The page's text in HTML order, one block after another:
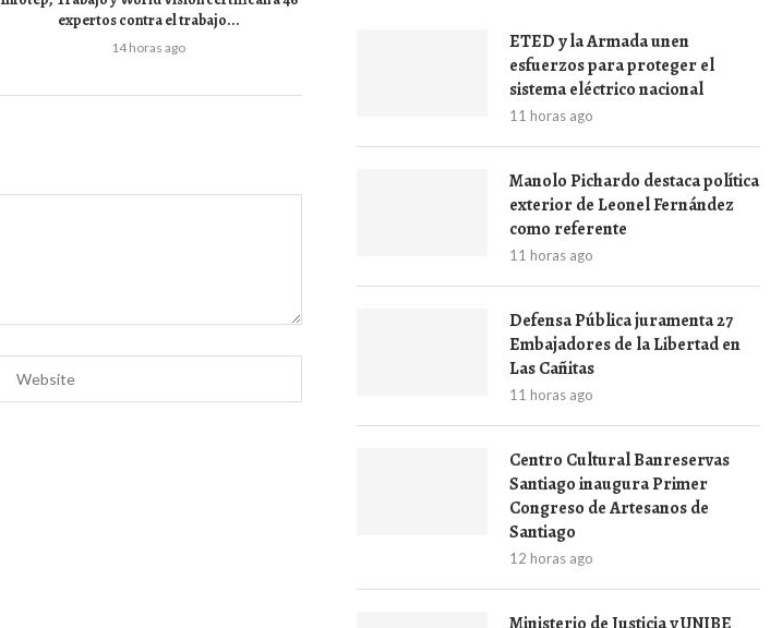
expertos contra el trabajo...
14 horas ago
ETED y la Armada unen
esfuerzos para proteger el
sistema eléctrico nacional
11 horas ago
Manolo Pichardo destaca política
exterior de Leonel Fernández
como referente
11 horas ago
Defensa Pública juramenta 27
Embajadores de la Libertad en
Las Cañitas
11 horas ago
Centro Cultural Banreservas
Santiago inaugura Primer
Congreso de Artesanos de
Santiago
12 horas ago